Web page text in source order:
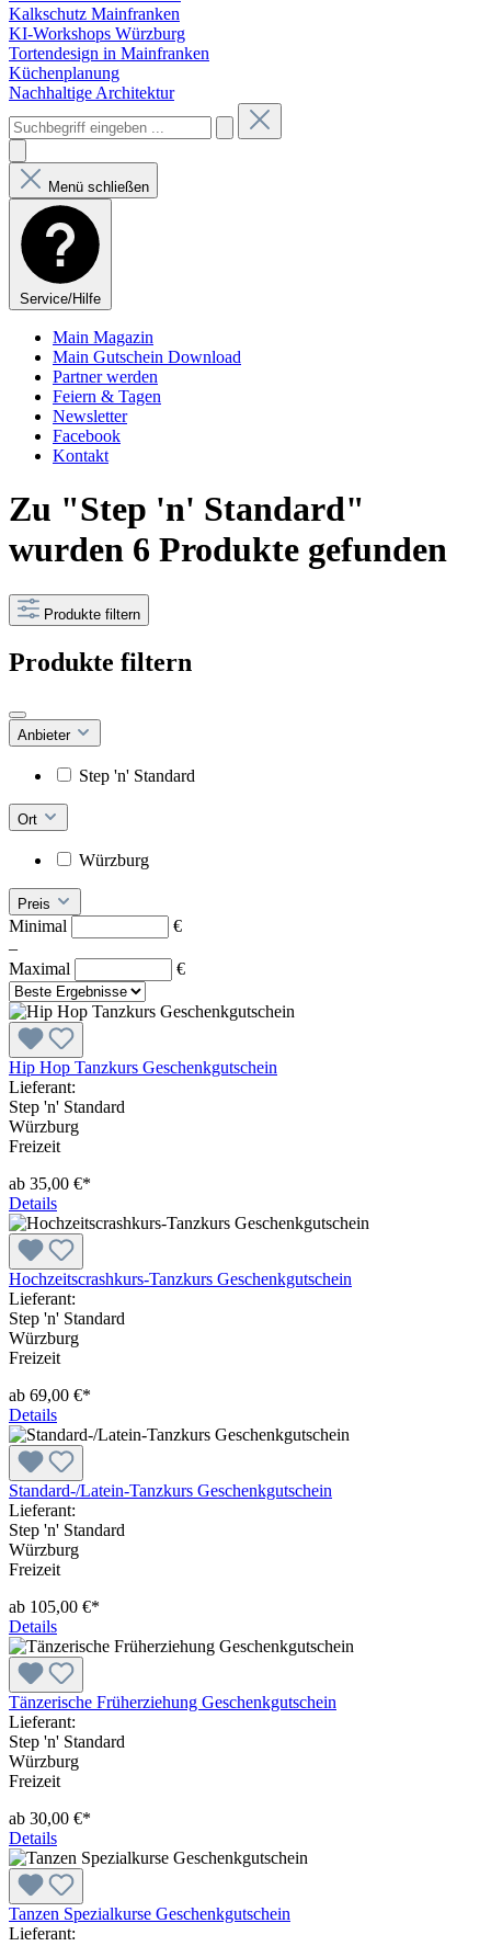
Kalkschutz Mainfranken
KI-Workshops Würzburg
Tortendesign in Mainfranken
Küchenplanung
Nachhaltige Architektur
Menü schließen
Service/Hilfe
Main Magazin
Main Gutschein Download
Partner werden
Feiern & Tagen
Newsletter
Facebook
Kontakt
Zu "Step 'n' Standard"
wurden 6 Produkte gefunden
Produkte filtern
Produkte filtern
Anbieter
Step 'n' Standard
Ort
Würzburg
Preis
Minimal
€
–
Maximal
€
Hip Hop Tanzkurs Geschenkgutschein
Lieferant:
Step 'n' Standard
Würzburg
Freizeit
ab 35,00 €*
Details
Hochzeitscrashkurs-Tanzkurs Geschenkgutschein
Lieferant:
Step 'n' Standard
Würzburg
Freizeit
ab 69,00 €*
Details
Standard-/Latein-Tanzkurs Geschenkgutschein
Lieferant:
Step 'n' Standard
Würzburg
Freizeit
ab 105,00 €*
Details
Tänzerische Früherziehung Geschenkgutschein
Lieferant:
Step 'n' Standard
Würzburg
Freizeit
ab 30,00 €*
Details
Tanzen Spezialkurse Geschenkgutschein
Lieferant: